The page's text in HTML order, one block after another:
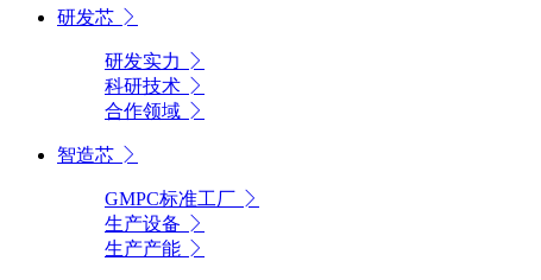
研发芯
研发实力
科研技术
合作领域
智造芯
GMPC标准工厂
生产设备
生产产能